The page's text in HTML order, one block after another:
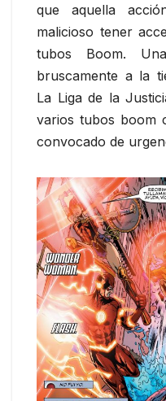
que aquella
malicioso tener
tubos Boom.
bruscamente a la
La Liga de la
varios tubos boom
convocado de